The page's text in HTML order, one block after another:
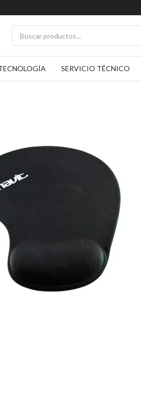
SERVICIO TÉCNICO